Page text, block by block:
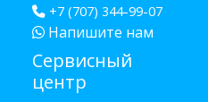
+7 (707) 344-99-07
Напишите нам
Сервисный
центр